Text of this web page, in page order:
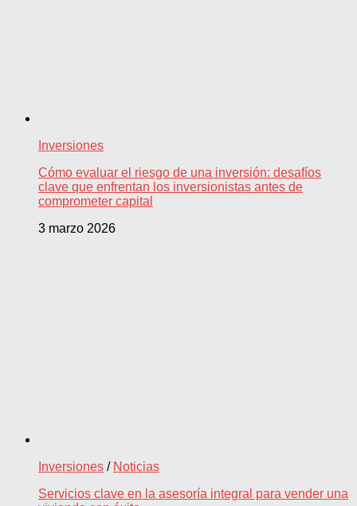
Inversiones
Cómo evaluar el riesgo de una inversión: desafíos
clave que enfrentan los inversionistas antes de
comprometer capital
3 marzo 2026
Inversiones / Noticias
Servicios clave en la asesoría integral para vender una